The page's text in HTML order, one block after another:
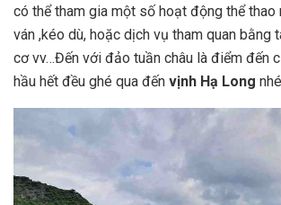
có thể tham gia một số hoạt động thể
ván ,kéo dù, hoặc dịch vụ tham quan bằng
cơ vv…Đến với đảo tuần châu là điểm đến
hầu hết đều ghé qua đến vịnh Hạ Long